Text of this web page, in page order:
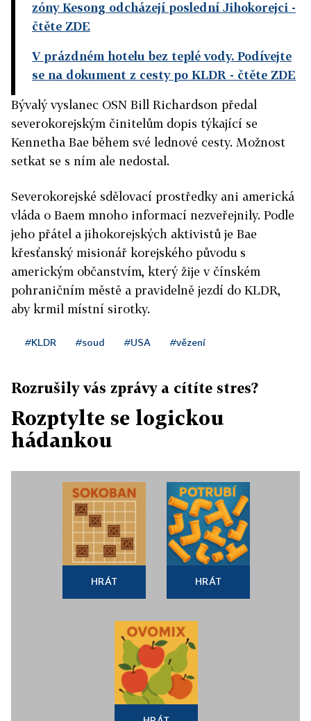
zóny Kesong odcházejí poslední Jihokorejci -
čtěte ZDE
V prázdném hotelu bez teplé vody. Podívejte
se na dokument z cesty po KLDR - čtěte ZDE
Bývalý vyslanec OSN Bill Richardson předal
severokorejským činitelům dopis týkající se
Kennetha Bae během své lednové cesty. Možnost
setkat se s ním ale nedostal.
Severokorejské sdělovací prostředky ani americká
vláda o Baem mnoho informací nezveřejnily. Podle
jeho přátel a jihokorejských aktivistů je Bae
křesťanský misionář korejského původu s
americkým občanstvím, který žije v čínském
pohraničním městě a pravidelně jezdí do KLDR,
aby krmil místní sirotky.
#KLDR #soud #USA #vězení
Rozrušily vás zprávy a cítíte stres?
Rozptylte se logickou
hádankou
HRÁT HRÁT